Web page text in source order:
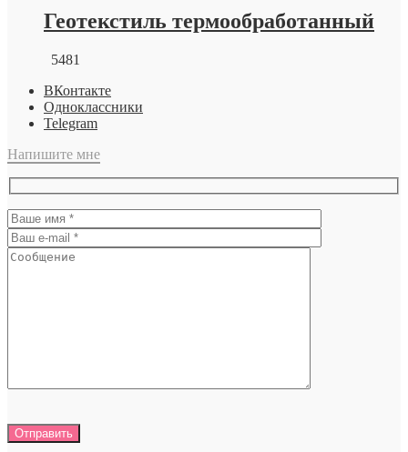
Геотекстиль термообработанный
5481
ВКонтакте
Одноклассники
Telegram
Напишите мне